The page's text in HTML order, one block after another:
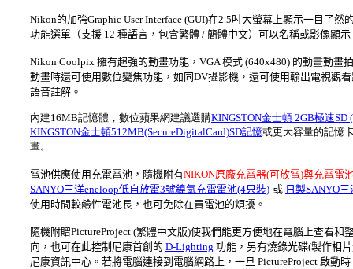
Nikon的加強Graphic User Interface (GUI)在2.5吋大螢幕上顯示一目了
功能選單（支援 12 種語言，包含繁體 / 簡體中文）可以名稱或影像顯
Nikon Coolpix 擁有超強的動畫功能，VGA 模式 (640x480) 的動畫動
動畫時還可使用數位變焦功能，如同DV攝影機，還可使用輸出電視觀
語音註解。
內建16MB記憶體，數位蘋果網建議選購KINGSTON金士頓 2GB極速SD
KINGSTON金士頓512MB(SecureDigitalCard)SD記憶或更大容量的記憶
畫。
電池供應使用充電電池，隨機附有NIKON原廠充電器(可放電)與充電電
SANYO三洋eneloop低自放電3號鎳氫充電電池(4只裝) 或 日製SANYO
使用時間較鹼性電池長，也可免除在買電池的煩擾。
隨機附贈PictureProject (繁體中文版)使我們能更方便地在電腦上查看
向，也可在此控制尼康首創的 D-Lighting 功能，另有燒錄光碟(製作相
尼康資訊中心。若將電腦連接到電腦網路上，一旦 PictureProject 啟動